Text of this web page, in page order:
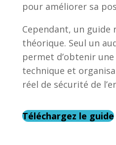
pour améliorer sa
Cependant, un guide
théorique. Seul un
permet d’obtenir
technique et
réel de sécurité de
Téléchargez le guide